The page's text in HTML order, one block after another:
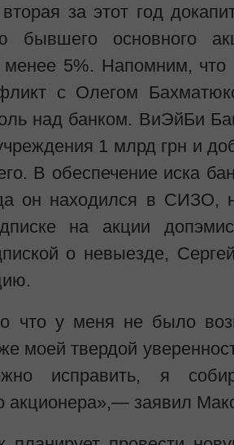
за этот год
бывшего основного
5%. Напомним, что
с Олегом
над банком. ВиЭйБи
1 млрд грн и
В обеспечение иска
он находился в СИЗО,
на акции
о невыезде,
что у меня не было
моей твердой
исправить, я
акционера»,— заявил